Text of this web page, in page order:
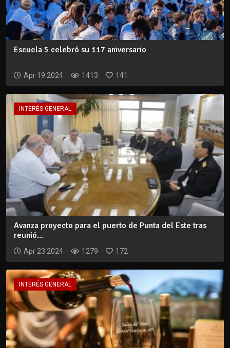
Escuela 5 celebró su 117 aniversario
Apr 19 2024 1413 141
INTERÉS GENERAL
Avanza proyecto para el puerto de Punta del Este tras
reunió...
Apr 23 2024 1279 172
INTERÉS GENERAL